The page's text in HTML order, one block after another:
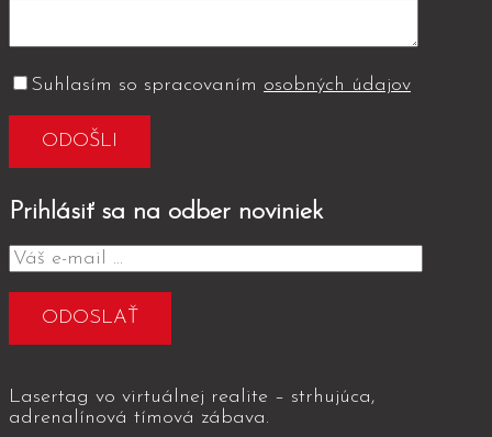
Suhlasím so spracovaním osobných údajov
Prihlásiť sa na odber noviniek
Lasertag vo virtuálnej realite – strhujúca,
adrenalínová tímová zábava.